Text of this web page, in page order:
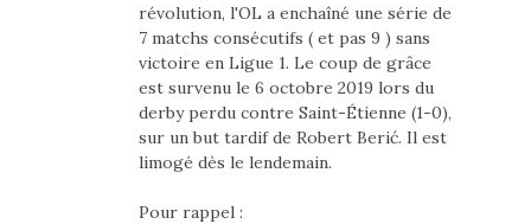
révolution, l'OL a enchaîné une série de
7 matchs consécutifs ( et pas 9 ) sans
victoire en Ligue 1. Le coup de grâce
est survenu le 6 octobre 2019 lors du
derby perdu contre Saint-Étienne (1-0),
sur un but tardif de Robert Berić. Il est
limogé dès le lendemain.
Pour rappel :